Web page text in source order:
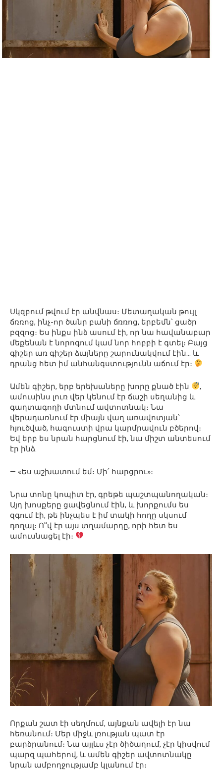
Սկզբում թվում էր անվնաս։ Մետաղական թույլ
ճռռոց, ինչ-որ ծանր բանի ճռռոց, երբեմն՝ ցածր
բզզոց։ Ես ինքս ինձ ասում էի, որ նա հավանաբար
մեքենան է նորոգում կամ նոր հոբբի է գտել։ Բայց
գիշեր առ գիշեր ձայները շարունակվում էին… և
դրանց հետ իմ անհանգստությունն աճում էր։
Ամեն գիշեր, երբ երեխաները խորը քնած էին
,
ամուսինս լուռ վեր կենում էր ճաշի սեղանից և
գաղտագողի մտնում ավտոտնակ։ Նա
վերադառնում էր միայն վաղ առավոտյան՝
հյուծված, հագուստի վրա կարմրավուն բծերով։
Եվ երբ ես նրան հարցնում էի, նա միշտ անտեսում
էր ինձ.
— «Ես աշխատում եմ։ Մի՛ հարցրու»։
Նրա տոնը կոպիտ էր, գրեթե պաշտպանողական։
Այդ խոսքերը ցավեցնում էին, և խորքումս ես
զգում էի, թե ինչպես է իմ տակի հողը սկսում
դողալ։ Ո՞վ էր այս տղամարդը, որի հետ ես
ամուսնացել էի։
Որքան շատ էի սեղմում, այնքան ավելի էր նա
հեռանում։ Մեր միջև լռության պատ էր
բարձրանում։ Նա այլևս չէր ծիծաղում, չէր կիսվում
պարզ պահերով, և ամեն գիշեր ավտոտնակը
նրան ամբողջությամբ կլանում էր։